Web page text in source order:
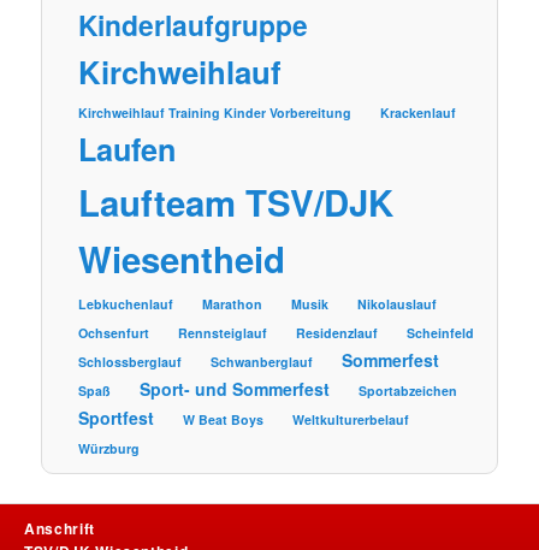
Kinderlaufgruppe
Kirchweihlauf
Kirchweihlauf Training Kinder Vorbereitung Krackenlauf
Laufen
Laufteam TSV/DJK
Wiesentheid
Lebkuchenlauf Marathon Musik
Nikolauslauf
Ochsenfurt
Rennsteiglauf Residenzlauf
Scheinfeld
Schlossberglauf
Schwanberglauf Sommerfest
Spaß Sport- und Sommerfest Sportabzeichen
Sportfest W Beat Boys
Weltkulturerbelauf
Würzburg
Anschrift